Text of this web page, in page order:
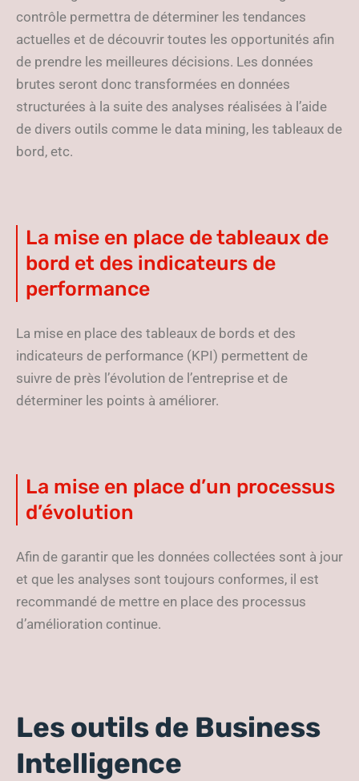
contrôle permettra de déterminer les tendances
actuelles et de découvrir toutes les opportunités afin
de prendre les meilleures décisions. Les données
brutes seront donc transformées en données
structurées à la suite des analyses réalisées à l’aide
de divers outils comme le data mining, les tableaux de
bord, etc.
La mise en place de tableaux de
bord et des indicateurs de
performance
La mise en place des tableaux de bords et des
indicateurs de performance (KPI) permettent de
suivre de près l’évolution de l’entreprise et de
déterminer les points à améliorer.
La mise en place d’un processus
d’évolution
Afin de garantir que les données collectées sont à jour
et que les analyses sont toujours conformes, il est
recommandé de mettre en place des processus
d’amélioration continue.
Les outils de Business
Intelligence